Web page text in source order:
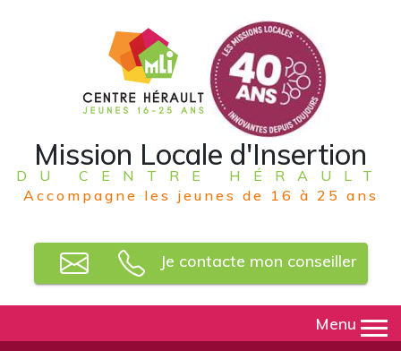
Mission Locale d'Insertion
DU CENTRE HÉRAULT
Accompagne les jeunes de 16 à 25 ans
Je contacte mon conseiller
Menu